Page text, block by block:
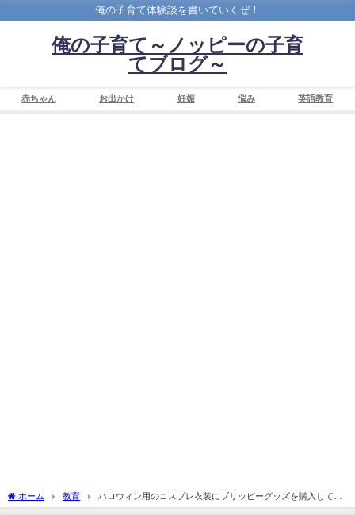
俺の子育て体験談を書いていくぜ！
俺の子育て～ノッピーの子育
てブログ～
赤ちゃん お出かけ 妊娠 悩み 英語教育
ホーム 教育
ハロウィン用のコスプレ衣装にブリッピーグッズを購入してみ
た